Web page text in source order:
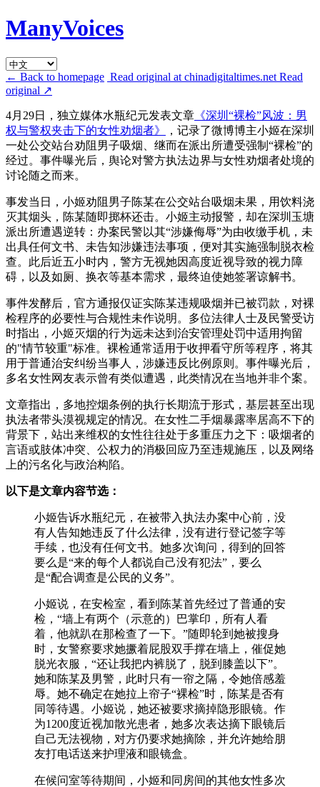
ManyVoices
← Back to homepage Read original at chinadigitaltimes.net Read
original ↗
4月29日，独立媒体水瓶纪元发表文章 《深圳“裸检”风波：男
权与警权夹击下的女性劝烟者》
，记录了微博博主小姬在深圳
一处公交站台劝阻男子吸烟、继而在派出所遭受强制“裸检”的
经过。事件曝光后，舆论对警方执法边界与女性劝烟者处境的
讨论随之而来。
事发当日，小姬劝阻男子陈某在公交站台吸烟未果，用饮料浇
灭其烟头，陈某随即掷杯还击。小姬主动报警，却在深圳玉塘
派出所遭遇逆转：办案民警以其“涉嫌侮辱”为由收缴手机，未
出具任何文书、未告知涉嫌违法事项，便对其实施强制脱衣检
查。此后近五小时内，警方无视她因高度近视导致的视力障
碍，以及如厕、换衣等基本需求，最终迫使她签署谅解书。
事件发酵后，官方通报仅证实陈某违规吸烟并已被罚款，对裸
检程序的必要性与合规性未作说明。多位法律人士及民警受访
时指出，小姬灭烟的行为远未达到治安管理处罚中适用拘留
的"情节较重"标准。裸检通常适用于收押看守所等程序，将其
用于普通治安纠纷当事人，涉嫌违反比例原则。事件曝光后，
多名女性网友表示曾有类似遭遇，此类情况在当地并非个案。
文章指出，多地控烟条例的执行长期流于形式，基层甚至出现
执法者带头漠视规定的情况。在女性二手烟暴露率居高不下的
背景下，站出来维权的女性往往处于多重压力之下：吸烟者的
言语或肢体冲突、公权力的消极回应乃至违规施压，以及网络
上的污名化与政治构陷。
以下是文章内容节选：
小姬告诉水瓶纪元，在被带入执法办案中心前，没
有人告知她违反了什么法律，没有进行登记签字等
手续，也没有任何文书。她多次询问，得到的回答
要么是“来的每个人都说自己没有犯法”，要么
是“配合调查是公民的义务”。
小姬说，在安检室，看到陈某首先经过了普通的安
检，“墙上有两个（示意的）巴掌印，所有人看
着，他就趴在那检查了一下。”随即轮到她被搜身
时，女警察要求她撅着屁股双手撑在墙上，催促她
脱光衣服，“还让我把内裤脱了，脱到膝盖以下”。
她和陈某及男警，此时只有一帘之隔，令她倍感羞
辱。她不确定在她拉上帘子“裸检”时，陈某是否有
同等待遇。小姬说，她还被要求摘掉隐形眼镜。作
为1200度近视加散光患者，她多次表达摘下眼镜后
自己无法视物，对方仍要求她摘除，并允许她给朋
友打电话送来护理液和眼镜盒。
在候问室等待期间，小姬和同房间的其他女性多次